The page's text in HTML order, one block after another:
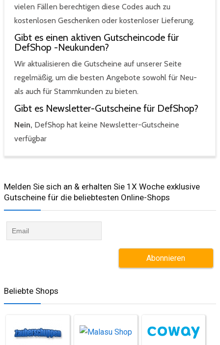
vielen Fällen berechtigen diese Codes auch zu
kostenlosen Geschenken oder kostenloser Lieferung.
Gibt es einen aktiven Gutscheincode für
DefShop -Neukunden?
Wir aktualisieren die Gutscheine auf unserer Seite
regelmäßig, um die besten Angebote sowohl für Neu-
als auch für Stammkunden zu bieten.
Gibt es Newsletter-Gutscheine für DefShop?
Nein, DefShop hat keine Newsletter-Gutscheine
verfügbar
Melden Sie sich an & erhalten Sie 1X Woche exklusive
Gutscheine für die beliebtesten Online-Shops​
Beliebte Shops